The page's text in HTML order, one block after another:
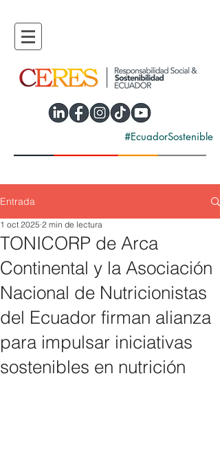
#EcuadorSostenible
Entrada
TONICORP de Arca
Continental y la Asociación
Nacional de Nutricionistas
del Ecuador firman alianza
para impulsar iniciativas
sostenibles en nutrición
1 oct 2025 2 min de lectura